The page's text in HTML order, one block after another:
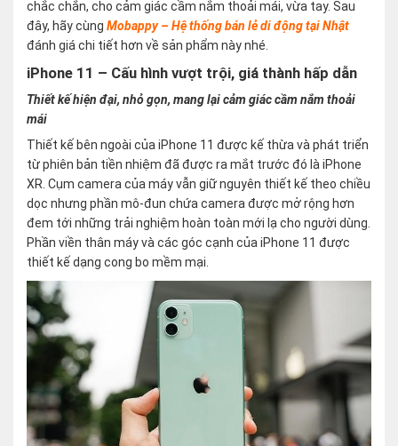
chắc chắn, cho cảm giác cầm nắm thoải mái, vừa tay. Sau
đây, hãy cùng Mobappy – Hệ thống bán lẻ di động tại Nhật
đánh giá chi tiết hơn về sản phẩm này nhé.
iPhone 11 – Cấu hình vượt trội, giá thành hấp dẫn
Thiết kế hiện đại, nhỏ gọn, mang lại cảm giác cầm nắm thoải
mái
Thiết kế bên ngoài của iPhone 11 được kế thừa và phát triển
từ phiên bản tiền nhiệm đã được ra mắt trước đó là iPhone
XR. Cụm camera của máy vẫn giữ nguyên thiết kế theo chiều
dọc nhưng phần mô-đun chứa camera được mở rộng hơn
đem tới những trải nghiệm hoàn toàn mới lạ cho người dùng.
Phần viền thân máy và các góc cạnh của iPhone 11 được
thiết kế dạng cong bo mềm mại.